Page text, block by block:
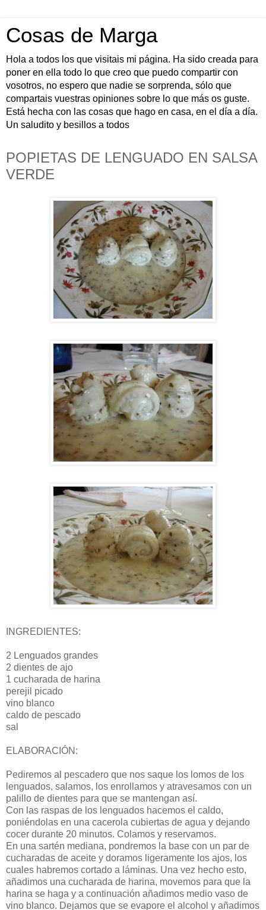
Cosas de Marga
Hola a todos los que visitais mi página. Ha sido creada para
poner en ella todo lo que creo que puedo compartir con
vosotros, no espero que nadie se sorprenda, sólo que
compartais vuestras opiniones sobre lo que más os guste.
Está hecha con las cosas que hago en casa, en el día a día.
Un saludito y besillos a todos
POPIETAS DE LENGUADO EN SALSA
VERDE
INGREDIENTES:
2 Lenguados grandes
2 dientes de ajo
1 cucharada de harina
perejil picado
vino blanco
caldo de pescado
sal
ELABORACIÓN:
Pediremos al pescadero que nos saque los lomos de los
lenguados, salamos, los enrollamos y atravesamos con un
palillo de dientes para que se mantengan así.
Con las raspas de los lenguados hacemos el caldo,
poniéndolas en una cacerola cubiertas de agua y dejando
cocer durante 20 minutos. Colamos y reservamos.
En una sartén mediana, pondremos la base con un par de
cucharadas de aceite y doramos ligeramente los ajos, los
cuales habremos cortado a láminas. Una vez hecho esto,
añadimos una cucharada de harina, movemos para que la
harina se haga y a continuación añadimos medio vaso de
vino blanco. Dejamos que se evapore el alcohol y añadimos